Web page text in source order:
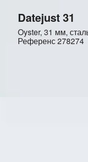
Datejust 31
Oyster, 31 мм,
Референс278274